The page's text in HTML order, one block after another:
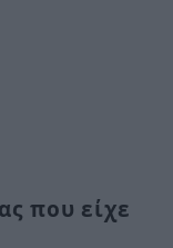
που είχε